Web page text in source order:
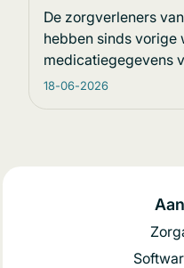
De zorgverleners
hebben sinds vorige
medicatiegegevens
18-06-2026